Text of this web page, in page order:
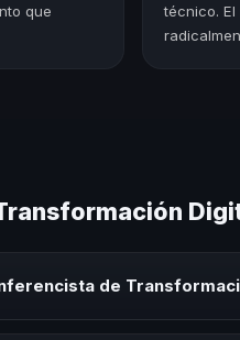
que
técnico. El
de